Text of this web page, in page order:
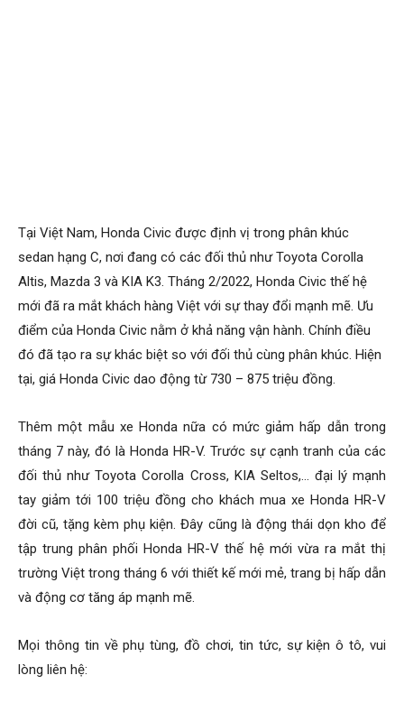
Tại Việt Nam, Honda Civic được định vị trong phân khúc
sedan hạng C, nơi đang có các đối thủ như Toyota Corolla
Altis, Mazda 3 và KIA K3. Tháng 2/2022, Honda Civic thế hệ
mới đã ra mắt khách hàng Việt với sự thay đổi mạnh mẽ. Ưu
điểm của Honda Civic nằm ở khả năng vận hành. Chính điều
đó đã tạo ra sự khác biệt so với đối thủ cùng phân khúc. Hiện
tại, giá Honda Civic dao động từ 730 – 875 triệu đồng.
Thêm một mẫu xe Honda nữa có mức giảm hấp dẫn trong
tháng 7 này, đó là Honda HR-V. Trước sự cạnh tranh của các
đối thủ như Toyota Corolla Cross, KIA Seltos,… đại lý mạnh
tay giảm tới 100 triệu đồng cho khách mua xe Honda HR-V
đời cũ, tặng kèm phụ kiện. Đây cũng là động thái dọn kho để
tập trung phân phối Honda HR-V thế hệ mới vừa ra mắt thị
trường Việt trong tháng 6 với thiết kế mới mẻ, trang bị hấp dẫn
và động cơ tăng áp mạnh mẽ.
Mọi thông tin về phụ tùng, đồ chơi, tin tức, sự kiện ô tô, vui
lòng liên hệ: